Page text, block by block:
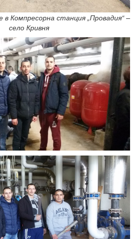
Компресорна станция „Провадия“ –
село Кривня